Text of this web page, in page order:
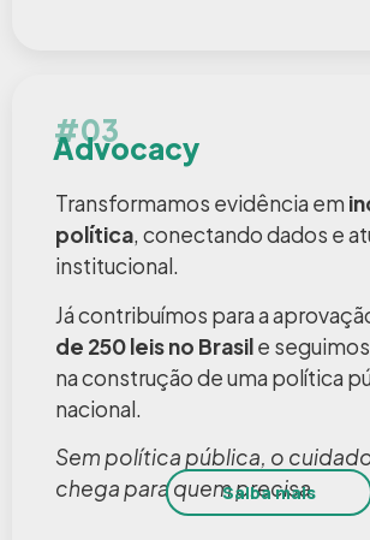
#03
Advocacy
Transformamos evidência em
política, conectando dados e
institucional.
Já contribuímos para a
de 250 leis no Brasile
na construção de uma política
nacional.
Sem política pública, o
chega para quem precisa.
Saiba mais